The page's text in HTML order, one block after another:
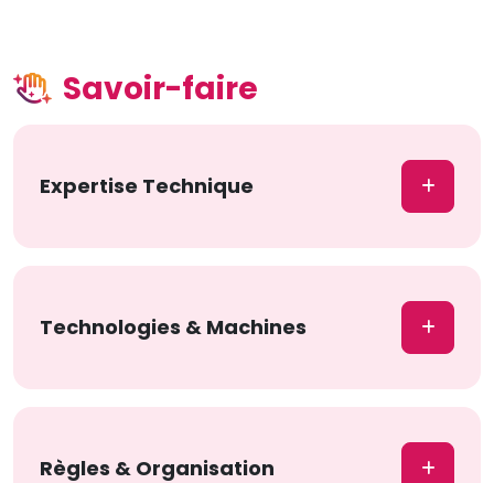
Savoir-faire
Expertise Technique
Technologies & Machines
Règles & Organisation